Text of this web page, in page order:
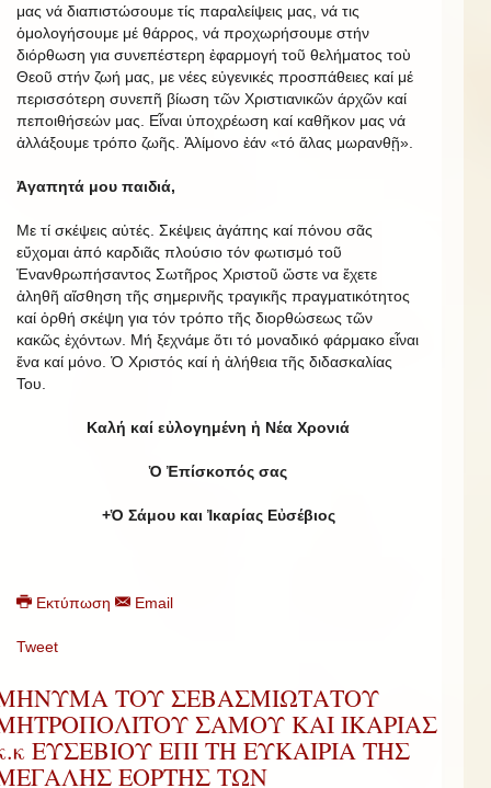
μας νά διαπιστώσουμε τίς παραλείψεις μας, νά τις
ὁμολογήσουμε μέ θάρρος, νά προχωρήσουμε στήν
διόρθωση για συνεπέστερη ἐφαρμογή τοῦ θελήματος τοὺ
Θεοῦ στήν ζωή μας, με νέες εὐγενικές προσπάθειες καί μέ
περισσότερη συνεπῆ βίωση τῶν Χριστιανικῶν άρχῶν καί
πεποιθήσεών μας. Εἶναι ὑποχρέωση καί καθῆκον μας νά
ἀλλάξουμε τρόπο ζωῆς. Ἀλίμονο ἐάν «τό ἅλας μωρανθῇ».
Ἀγαπητά μου παιδιά,
Με τί σκέψεις αὐτές. Σκέψεις ἀγάπης καί πόνου σᾶς
εὔχομαι ἀπό καρδιᾶς πλούσιο τόν φωτισμό τοῦ
Ἐνανθρωπήσαντος Σωτῆρος Χριστοῦ ὥστε να ἔχετε
ἀληθῆ αἴσθηση τῆς σημερινῆς τραγικῆς πραγματικότητος
καί ὀρθή σκέψη για τόν τρόπο τῆς διορθώσεως τῶν
κακῶς ἐχόντων. Μή ξεχνάμε ὅτι τό μοναδικό φάρμακο εἶναι
ἕνα καί μόνο. Ὁ Χριστός καί ἡ ἀλήθεια τῆς διδασκαλίας
Του.
Καλή καί εὐλογημένη ἡ Νέα Χρονιά
Ὁ Ἐπίσκοπός σας
+Ὁ Σάμου και Ἰκαρίας Εὐσέβιος
Εκτύπωση Email
Tweet
ΤΟΥ ΣΕΒΑΣΜΙΩΤΑΤΟΥ
ΣΑΜΟΥ ΚΑΙ ΙΚΑΡΙΑΣ
ΕΥΣΕΒΙΟΥ ΕΠΙ ΤΗ ΕΥΚΑΙΡΙΑ ΤΗΣ
ΕΟΡΤΗΣ ΤΩΝ